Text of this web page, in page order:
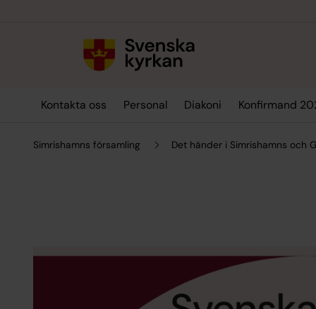
Kontakta oss Personal Diakoni Konfirmand
Simrishamns församling Det händer i Simrishamns och